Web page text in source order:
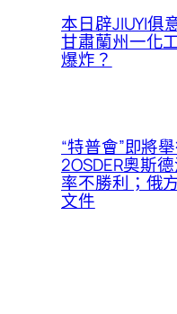
本日辟JIUYI俱
甘肅蘭州一化
爆炸？
“特普會”即將
2OSDER奧斯
率不勝利；俄
文件